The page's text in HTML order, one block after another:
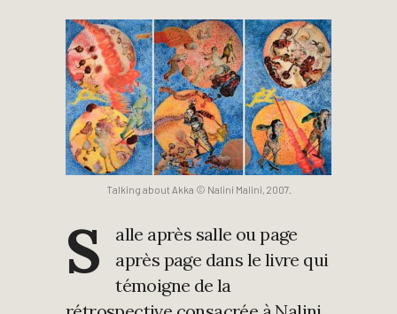
Talking about Akka © Nalini Malini, 2007.
S
alle après salle ou page
après page dans le livre qui
témoigne de la